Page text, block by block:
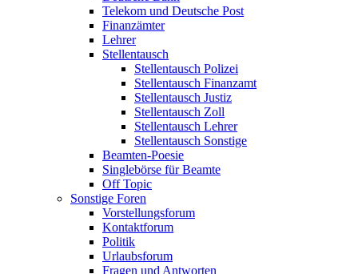
Telekom und Deutsche Post
Finanzämter
Lehrer
Stellentausch
Stellentausch Polizei
Stellentausch Finanzamt
Stellentausch Justiz
Stellentausch Zoll
Stellentausch Lehrer
Stellentausch Sonstige
Beamten-Poesie
Singlebörse für Beamte
Off Topic
Sonstige Foren
Vorstellungsforum
Kontaktforum
Politik
Urlaubsforum
Fragen und Antworten